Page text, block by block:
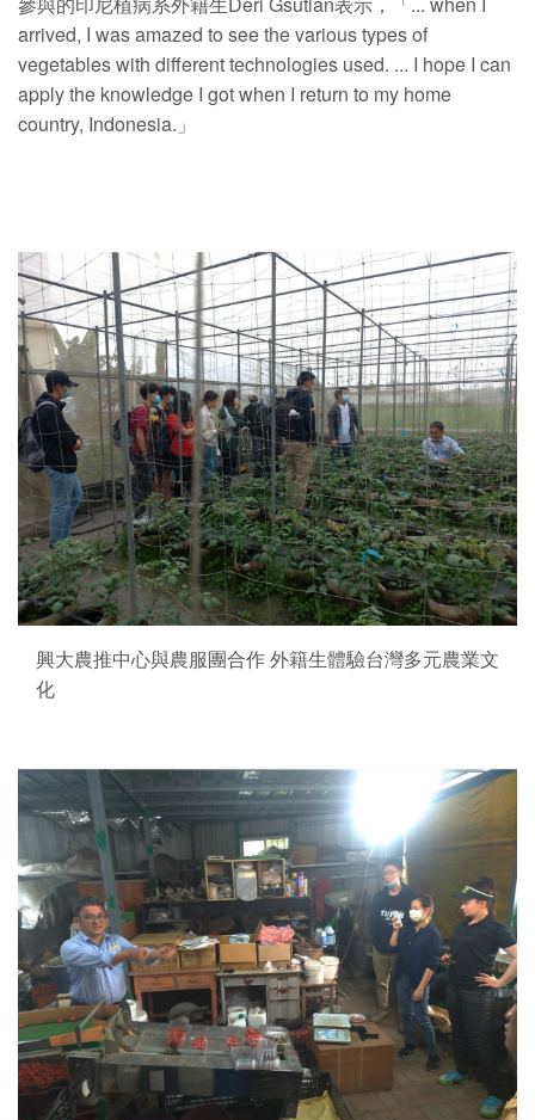
arrived, I was amazed to see the various types of
vegetables with different technologies used. ... I hope I can
apply the knowledge I got when I return to my home
country, Indonesia.」
興大農推中心與農服團合作 外籍生體驗台灣多元農業文
化